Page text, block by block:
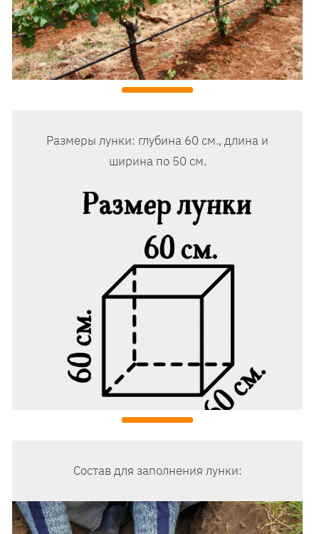
Размеры лунки: глубина 60 см., длина и
ширина по 50 см.
Состав для заполнения лунки: